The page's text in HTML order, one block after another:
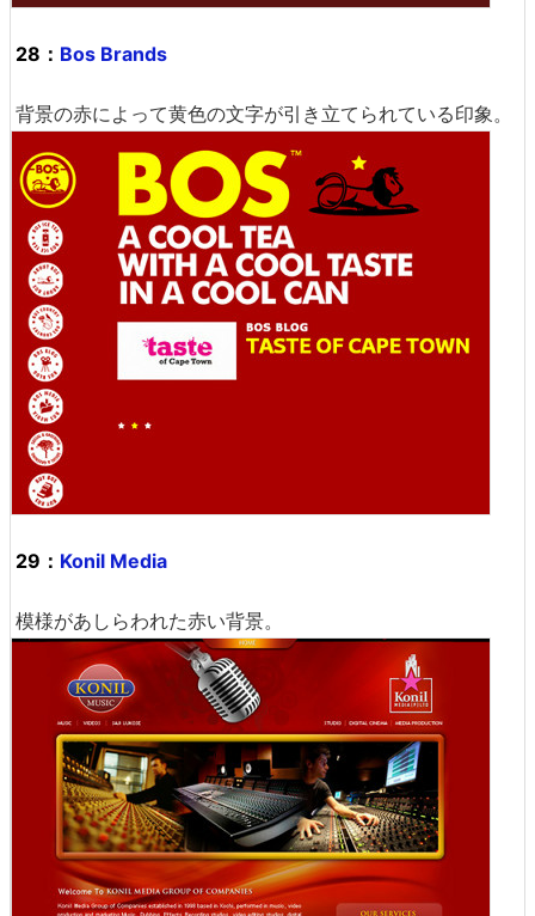
28： Bos Brands
背景の赤によって黄色の文字が引き立てられている印象。
29： Konil Media
模様があしらわれた赤い背景。